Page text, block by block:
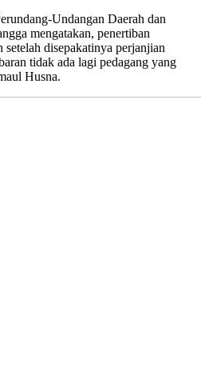
Undangan Daerah dan
mengatakan, penertiban
setelah disepakatinya perjanjian
tidak ada lagi pedagang yang
Husna.